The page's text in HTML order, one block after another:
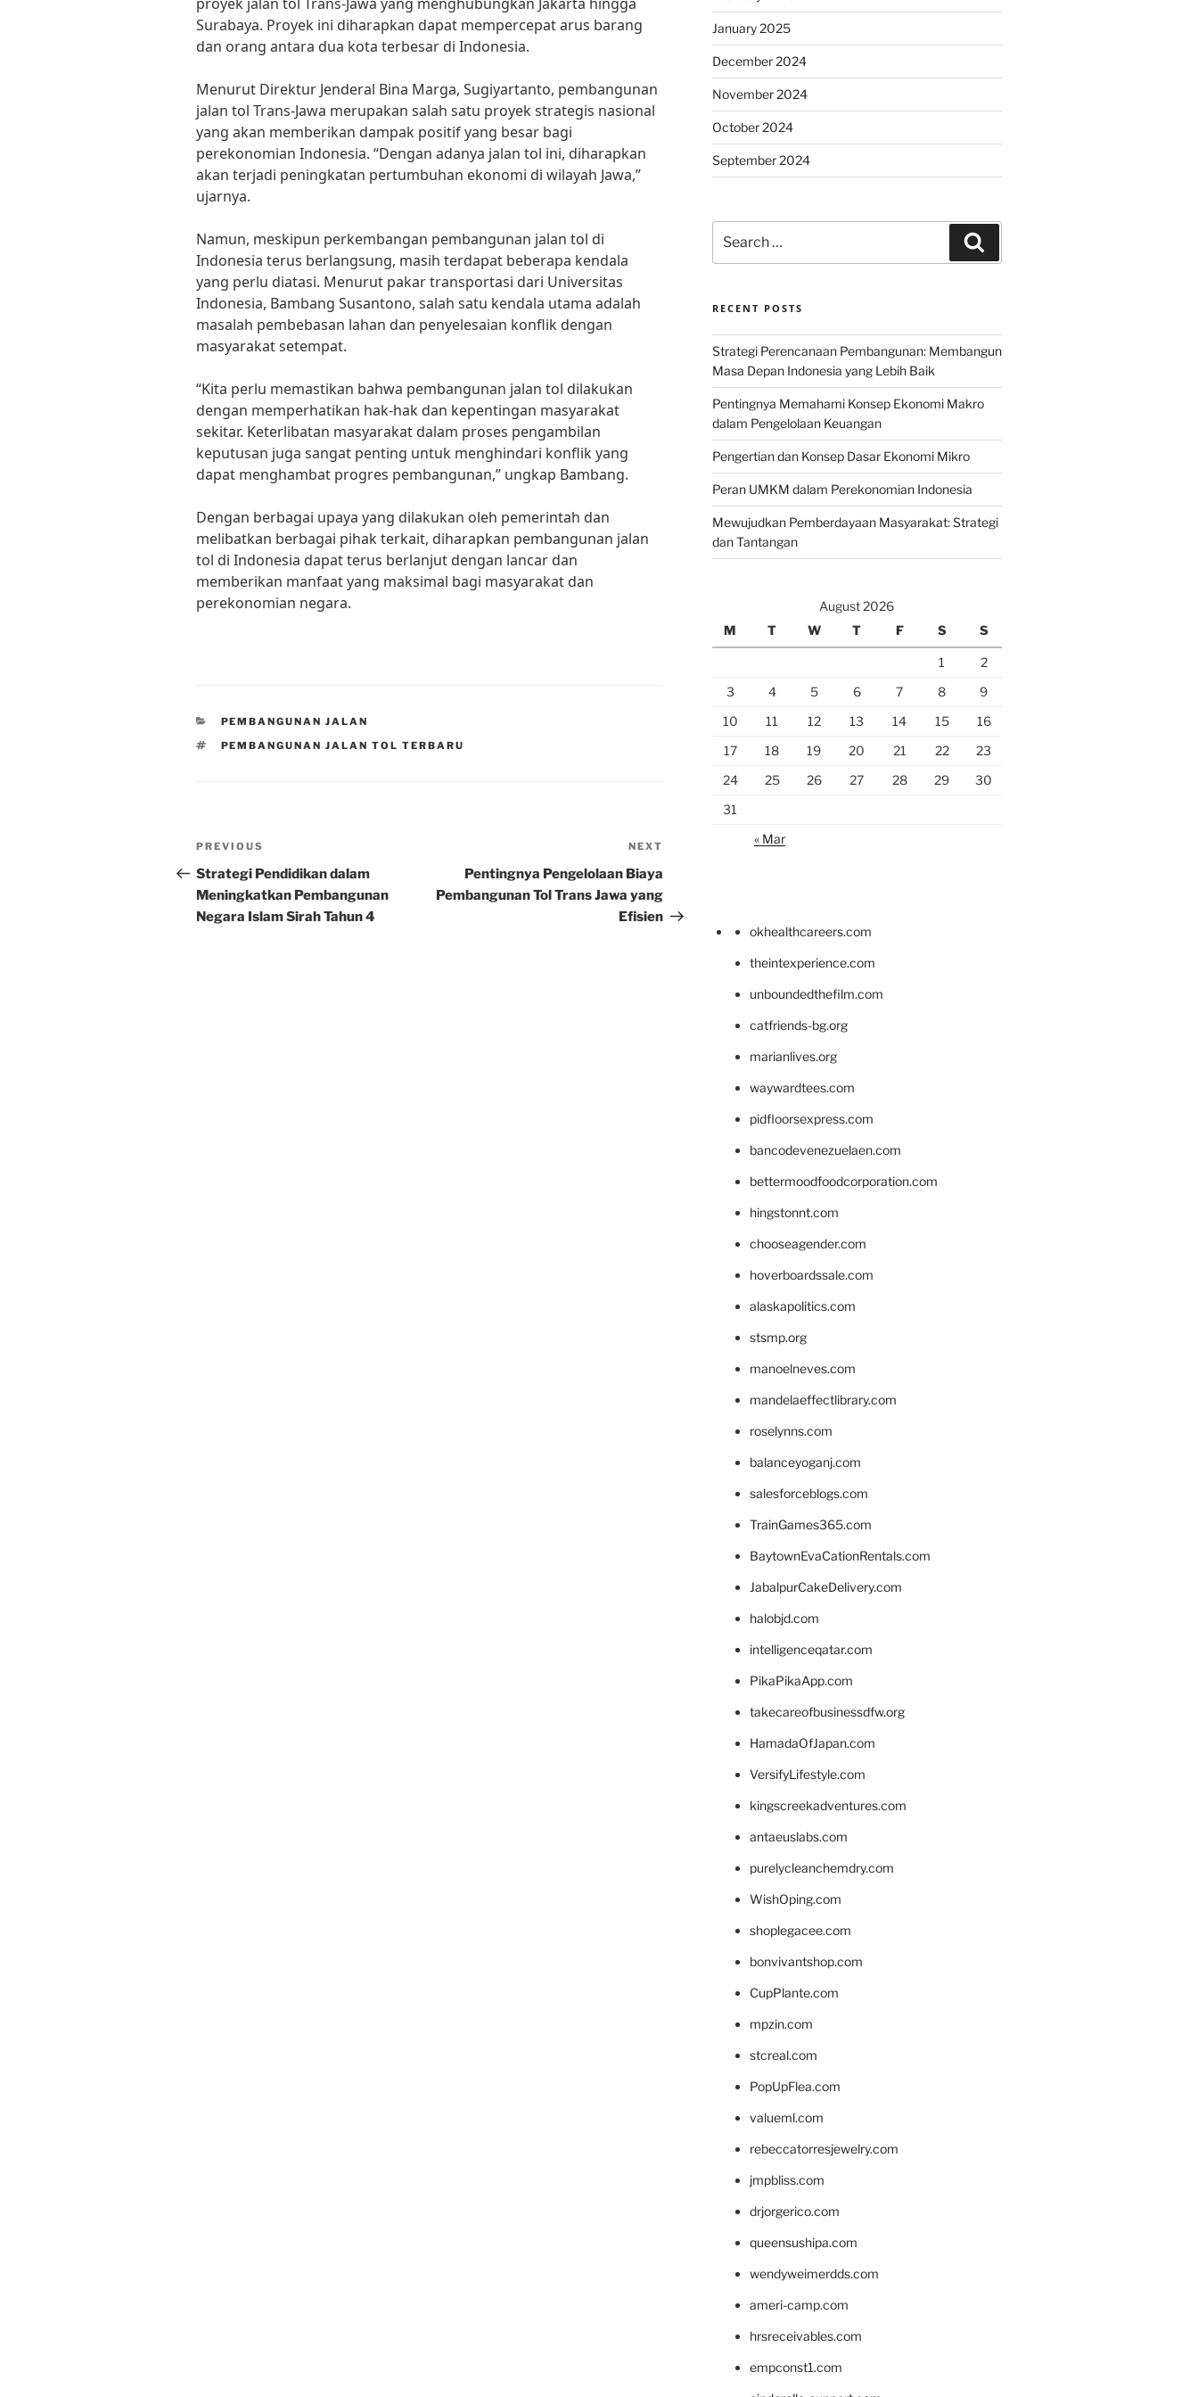
Surabaya. Proyek ini diharapkan dapat mempercepat arus barang
dan orang antara dua kota terbesar di Indonesia.
Menurut Direktur Jenderal Bina Marga, Sugiyartanto, pembangunan
jalan tol Trans-Jawa merupakan salah satu proyek strategis nasional
yang akan memberikan dampak positif yang besar bagi
perekonomian Indonesia. “Dengan adanya jalan tol ini, diharapkan
akan terjadi peningkatan pertumbuhan ekonomi di wilayah Jawa,”
ujarnya.
Namun, meskipun perkembangan pembangunan jalan tol di
Indonesia terus berlangsung, masih terdapat beberapa kendala
yang perlu diatasi. Menurut pakar transportasi dari Universitas
Indonesia, Bambang Susantono, salah satu kendala utama adalah
masalah pembebasan lahan dan penyelesaian konflik dengan
masyarakat setempat.
“Kita perlu memastikan bahwa pembangunan jalan tol dilakukan
dengan memperhatikan hak-hak dan kepentingan masyarakat
sekitar. Keterlibatan masyarakat dalam proses pengambilan
keputusan juga sangat penting untuk menghindari konflik yang
dapat menghambat progres pembangunan,” ungkap Bambang.
Dengan berbagai upaya yang dilakukan oleh pemerintah dan
melibatkan berbagai pihak terkait, diharapkan pembangunan jalan
tol di Indonesia dapat terus berlanjut dengan lancar dan
memberikan manfaat yang maksimal bagi masyarakat dan
perekonomian negara.
CATEGORIES
PEMBANGUNAN JALAN
TAGS
PEMBANGUNAN JALAN TOL TERBARU
Post
navigation
Previous
Post
PREVIOUS
Strategi Pendidikan dalam
Meningkatkan Pembangunan
Negara Islam Sirah Tahun 4
NEXT
Pentingnya Pengelolaan Biaya
Pembangunan Tol Trans Jawa yang
Efisien
January 2025
December 2024
November 2024
October 2024
September 2024
for:
RECENT POSTS
Strategi Perencanaan Pembangunan: Membangun
Masa Depan Indonesia yang Lebih Baik
Pentingnya Memahami Konsep Ekonomi Makro
dalam Pengelolaan Keuangan
Pengertian dan Konsep Dasar Ekonomi Mikro
Peran UMKM dalam Perekonomian Indonesia
Mewujudkan Pemberdayaan Masyarakat: Strategi
dan Tantangan
August 2026
M
T W T F S S
1
2
3
4 5 6 7 8
9
10
11 12 13 14 15
16
17
18 19 20 21 22
23
24
25 26 27 28 29
30
31
« Mar
okhealthcareers.com
theintexperience.com
unboundedthefilm.com
catfriends-bg.org
marianlives.org
waywardtees.com
pidfloorsexpress.com
bancodevenezuelaen.com
bettermoodfoodcorporation.com
hingstonnt.com
chooseagender.com
hoverboardssale.com
alaskapolitics.com
stsmp.org
manoelneves.com
mandelaeffectlibrary.com
roselynns.com
balanceyoganj.com
salesforceblogs.com
TrainGames365.com
BaytownEvaCationRentals.com
JabalpurCakeDelivery.com
halobjd.com
intelligenceqatar.com
PikaPikaApp.com
takecareofbusinessdfw.org
HamadaOfJapan.com
VersifyLifestyle.com
kingscreekadventures.com
antaeuslabs.com
purelycleanchemdry.com
WishOping.com
shoplegacee.com
bonvivantshop.com
CupPlante.com
mpzin.com
stcreal.com
PopUpFlea.com
valueml.com
rebeccatorresjewelry.com
jmpbliss.com
drjorgerico.com
queensushipa.com
wendyweimerdds.com
ameri-camp.com
hrsreceivables.com
empconst1.com